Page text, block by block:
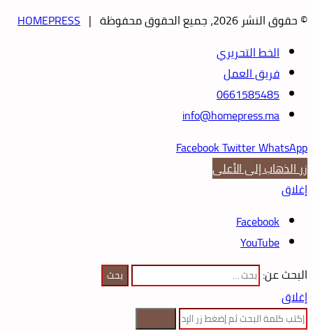
© حقوق النشر 2026، جميع الحقوق محفوظة |
HOMEPRESS
الخط التحريري
فريق العمل
0661585485
info@homepress.ma
FacebookTwitterWhatsApp
زر الذهاب إلى الأعلى
إغلاق
Facebook
YouTube
البحث عن:
إغلاق